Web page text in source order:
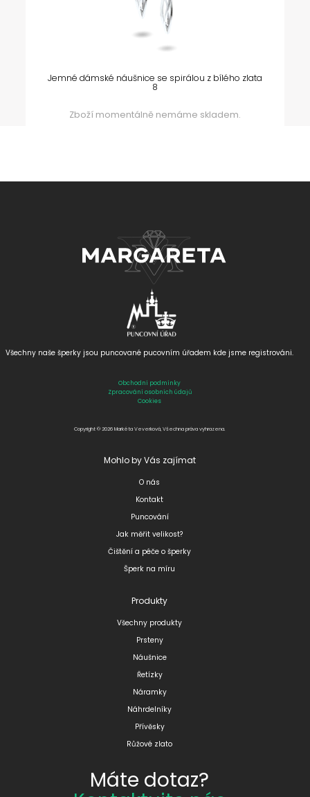
Jemné dámské náušnice se spirálou z bílého zlata
8
Zboží momentálně nemáme skladem.
Všechny naše šperky jsou puncované pucovním úřadem kde jsme registrováni.
Obchodní podmínky
Zpracování osobních údajů
Cookies
Copyright © 2026 Markéta Veverková, Všechna práva vyhrazena.
Mohlo by Vás zajímat
O nás
Kontakt
Puncování
Jak měřit velikost?
Čištění a péče o šperky
Šperk na míru
Produkty
Všechny produkty
Prsteny
Náušnice
Řetízky
Náramky
Náhrdelníky
Přívěsky
Růžové zlato
Máte dotaz?